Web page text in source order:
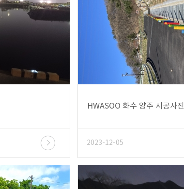
HWASOO 화수 양주 시공사진
2023-12-05